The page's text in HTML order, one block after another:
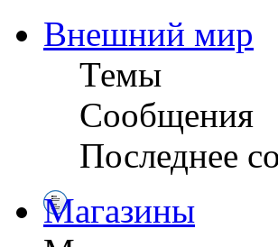
Внешний мир
Темы
Сообщения
Последнее
Магазины